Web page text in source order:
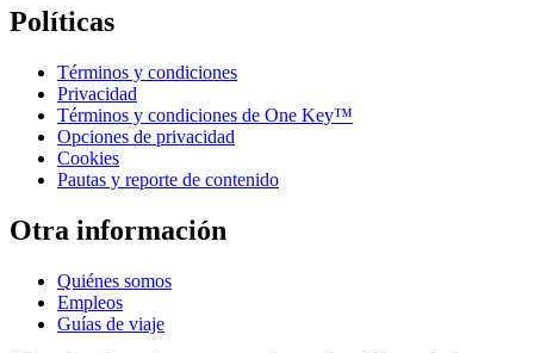
Políticas
Términos y condiciones
Privacidad
Términos y condiciones de One Key™
Opciones de privacidad
Cookies
Pautas y reporte de contenido
Otra información
Quiénes somos
Empleos
Guías de viaje